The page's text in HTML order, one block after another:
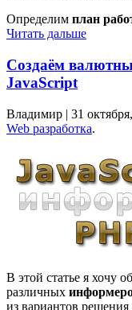
Определим план
Читать дальше
Создаём
JavaScript
Владимир | 31
Web разработка.
В этой статье я хочу
различных
из вариантов решения